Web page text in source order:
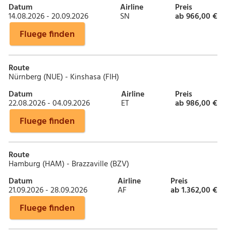
Datum
14.08.2026 - 20.09.2026
Airline
SN
Preis
ab 966,00 €
Fluege finden
Route
Nürnberg (NUE) - Kinshasa (FIH)
Datum
22.08.2026 - 04.09.2026
Airline
ET
Preis
ab 986,00 €
Fluege finden
Route
Hamburg (HAM) - Brazzaville (BZV)
Datum
21.09.2026 - 28.09.2026
Airline
AF
Preis
ab 1.362,00 €
Fluege finden